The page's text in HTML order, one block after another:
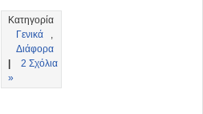
Κατηγορία
Γενικά
,
Διάφορα
2 Σχόλια
»